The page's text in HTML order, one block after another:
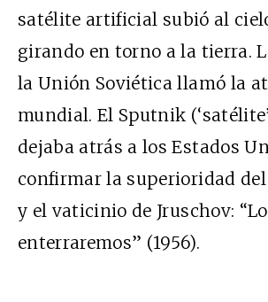
satélite artificial subió al
girando en torno a la tierra.
la Unión Soviética llamó la
mundial. El Sputnik
dejaba atrás a los Estados
confirmar la superioridad
y el vaticinio de Jruschov:
enterraremos” (1956).